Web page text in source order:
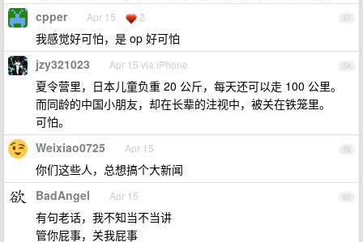
57
cpper Apr 15 2
我感觉好可怕，是 op 好可怕
58
jzy321023 Apr 15 via iPhone
夏令营里，日本儿童负重 20 公斤，每天还可以走 100 公里。
而同龄的中国小朋友，却在长辈的注视中，被关在铁笼里。
可怕。
59
Weixiao0725 Apr 15
你们这些人，总想搞个大新闻
60
BadAngel Apr 15
有句老话，我不知当不当讲
管你屁事，关我屁事